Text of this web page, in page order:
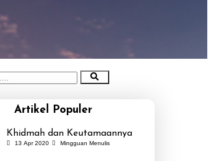
Artikel Populer
Khidmah dan Keutamaannya
13 Apr 2020 Mingguan Menulis